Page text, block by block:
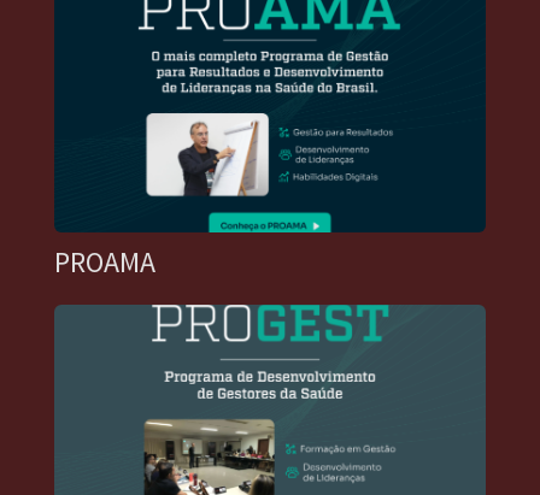
PROAMA